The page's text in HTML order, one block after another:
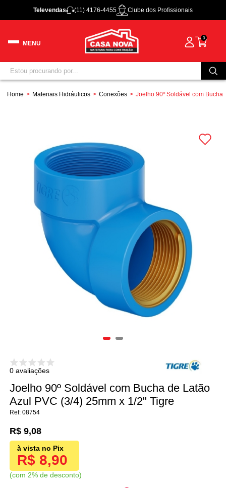
Televendas (11) 4176-4455 Clube dos Profissionais
0
Home Materiais Hidráulicos Conexões Joelho 90º Soldável com Bucha
0 avaliações
Joelho 90º Soldável com Bucha de Latão
Azul PVC (3/4) 25mm x 1/2" Tigre
08754
R$ 8,90
com 2% de desconto
R$ 9,08